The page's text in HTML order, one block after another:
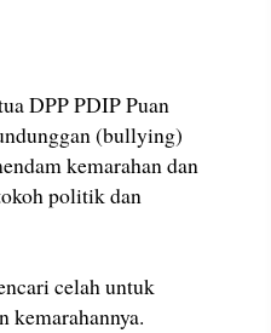
DPP PDIP Puan
(bullying)
kemarahan dan
politik dan
celah untuk
kemarahannya.